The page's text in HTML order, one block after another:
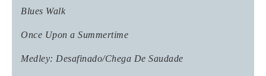
Blues Walk
Once Upon a Summertime
Medley: Desafinado/Chega De Saudade